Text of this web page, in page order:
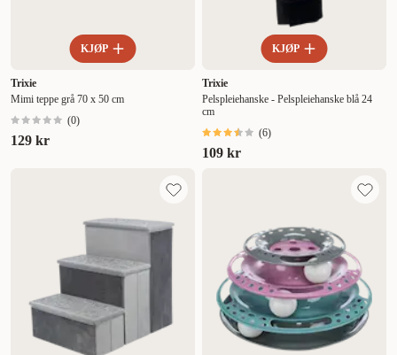
KJØP
Trixie
Mimi teppe grå 70 x 50 cm
(0)
129 kr
KJØP
Trixie
Pelspleiehanske - Pelspleiehanske blå 24
cm
(6)
109 kr